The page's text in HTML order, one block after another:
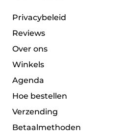
Privacybeleid
Reviews
Over ons
Winkels
Agenda
Hoe bestellen
Verzending
Betaalmethoden